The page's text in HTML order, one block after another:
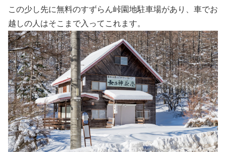
この少し先に無料のすずらん峠園地駐車場があり、車でお
越しの人はそこまで入ってこれます。